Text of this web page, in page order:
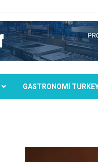
GASTRONOMİ